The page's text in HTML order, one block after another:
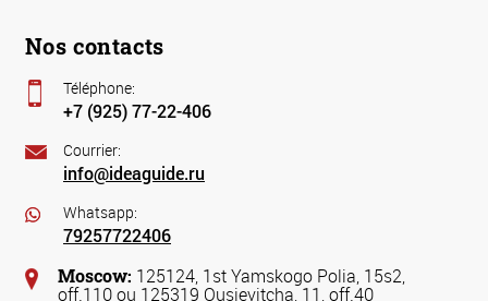
Nos contacts
Téléphone:
+7 (925) 77-22-406
Courrier:
info@ideaguide.ru
Whatsapp:
79257722406
Moscow: 125124, 1st Yamskogo Polia, 15s2,
off.110 ou 125319 Ousievitcha, 11, off.40